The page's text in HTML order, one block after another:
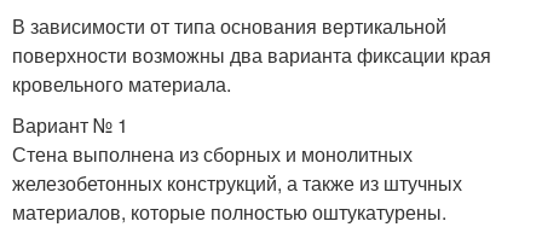
В зависимости от типа основания вертикальной
поверхности возможны два варианта фиксации края
кровельного материала.
Вариант № 1
Стена выполнена из сборных и монолитных
железобетонных конструкций, а также из штучных
материалов, которые полностью оштукатурены.